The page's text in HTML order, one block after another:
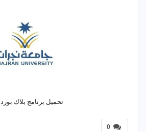
تحميل برنامج بلاك بورد
0